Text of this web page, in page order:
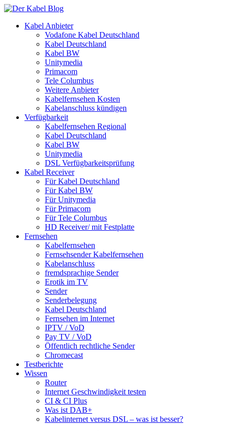
Kabel Anbieter
Vodafone Kabel Deutschland
Kabel Deutschland
Kabel BW
Unitymedia
Primacom
Tele Columbus
Weitere Anbieter
Kabelfernsehen Kosten
Kabelanschluss kündigen
Verfügbarkeit
Kabelfernsehen Regional
Kabel Deutschland
Kabel BW
Unitymedia
DSL Verfügbarkeitsprüfung
Kabel Receiver
Für Kabel Deutschland
Für Kabel BW
Für Unitymedia
Für Primacom
Für Tele Columbus
HD Receiver/ mit Festplatte
Fernsehen
Kabelfernsehen
Fernsehsender Kabelfernsehen
Kabelanschluss
fremdsprachige Sender
Erotik im TV
Sender
Senderbelegung
Kabel Deutschland
Fernsehen im Internet
IPTV / VoD
Pay TV / VoD
Öffentlich rechtliche Sender
Chromecast
Testberichte
Wissen
Router
Internet Geschwindigkeit testen
CI & CI Plus
Was ist DAB+
Kabelinternet versus DSL – was ist besser?